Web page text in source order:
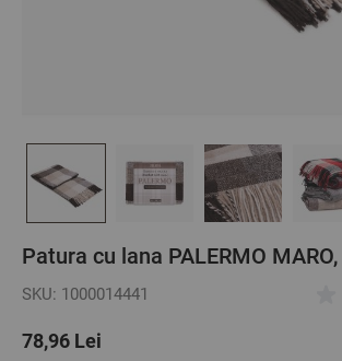
Patura cu lana PALERMO
SKU: 1000014441
78,96 Lei